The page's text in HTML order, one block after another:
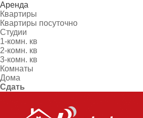
Аренда
Квартиры
Квартиры посуточно
Студии
1-комн. кв
2-комн. кв
3-комн. кв
Комнаты
Дома
Сдать